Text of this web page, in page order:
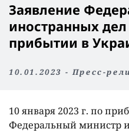
Заявление
иностранных
прибытии в
10.01.2023 - Пресс-
10 января 2023 г. по
Федеральный министр